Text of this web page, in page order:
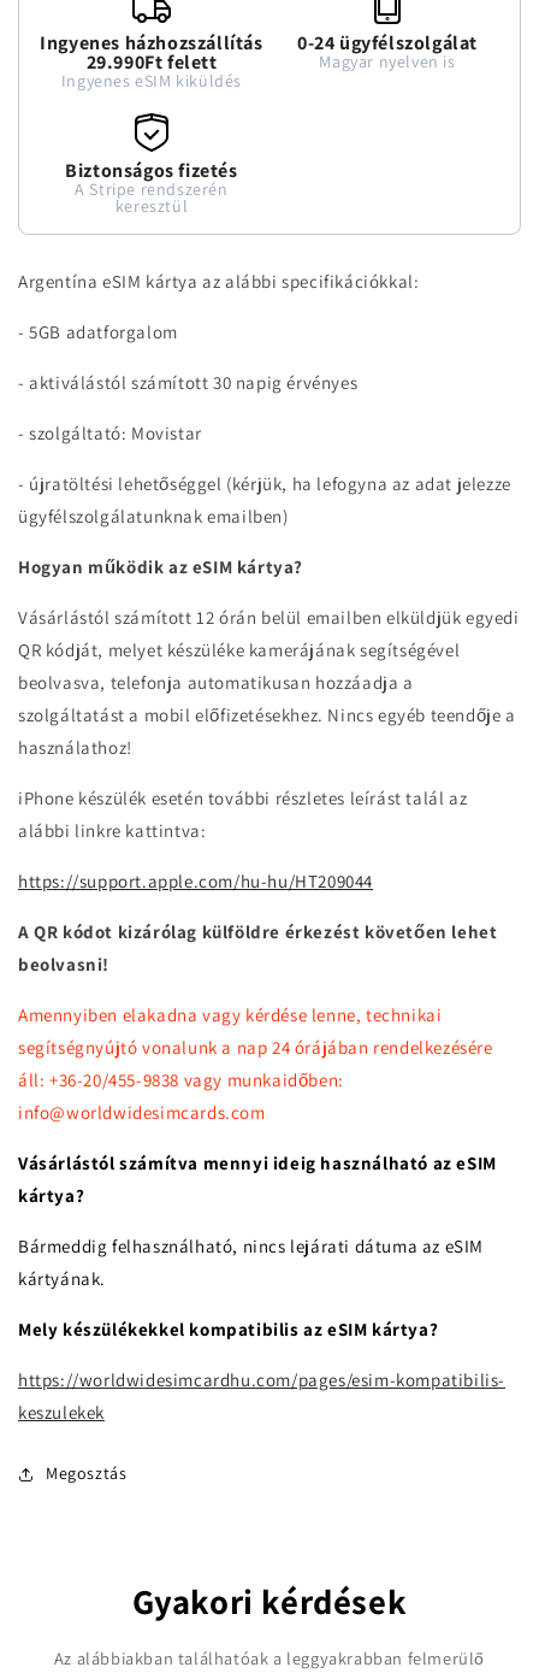
Ingyenes házhozszállítás
29.990Ft felett
Ingyenes eSIM kiküldés
0-24 ügyfélszolgálat
Magyar nyelven is
Biztonságos fizetés
A Stripe rendszerén
keresztül
Argentína eSIM kártya az alábbi specifikációkkal:
- 5GB adatforgalom
- aktiválástól számított 30 napig érvényes
- szolgáltató: Movistar
- újratöltési lehetőséggel (kérjük, ha lefogyna az adat jelezze
ügyfélszolgálatunknak emailben)
Hogyan működik az eSIM kártya?
Vásárlástól számított 12 órán belül emailben elküldjük egyedi
QR kódját, melyet készüléke kamerájának segítségével
beolvasva, telefonja automatikusan hozzáadja a
szolgáltatást a mobil előfizetésekhez. Nincs egyéb teendője a
használathoz!
iPhone készülék esetén további részletes leírást talál az
alábbi linkre kattintva:
https://support.apple.com/hu-hu/HT209044
A QR kódot kizárólag külföldre érkezést követően lehet
beolvasni!
Amennyiben elakadna vagy kérdése lenne, technikai
segítségnyújtó vonalunk a nap 24 órájában rendelkezésére
áll: +36-20/455-9838 vagy munkaidőben:
info@worldwidesimcards.com
Vásárlástól számítva mennyi ideig használható az eSIM
kártya?
Bármeddig felhasználható, nincs lejárati dátuma az eSIM
kártyának.
Mely készülékekkel kompatibilis az eSIM kártya?
https://worldwidesimcardhu.com/pages/esim-kompatibilis-
keszulekek
Megosztás
Gyakori kérdések
Az alábbiakban találhatóak a leggyakrabban felmerülő